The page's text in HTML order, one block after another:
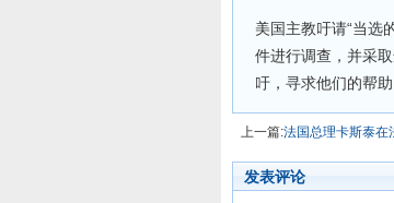
美国主教吁请“当选
件进行调查，并采
吁，寻求他们的帮助
上一篇:法国总理卡斯泰在
发表评论